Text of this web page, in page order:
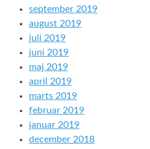
september 2019
august 2019
juli 2019
juni 2019
maj 2019
april 2019
marts 2019
februar 2019
januar 2019
december 2018